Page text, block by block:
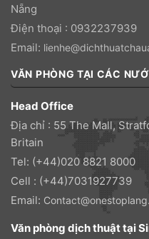
Nẵng
Điện thoại : 0932237939
Email:
VĂN PHÒNG TẠI CÁC
Head Office
Địa chỉ : 55 The Mall,
Britain
Tel: (+44)020 8821 8000
Cell : (+44)7031927739
Email:
Văn phòng dịch thuật tại